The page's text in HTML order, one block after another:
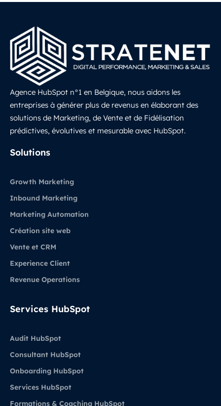
Agence HubSpot n°1 en Belgique, nous aidons les
entreprises à générer plus de revenus en élaborant des
solutions de Marketing, de Vente et de Fidélisation
prédictives, évolutives et mesurable avec HubSpot.
Solutions
Growth Marketing
Inbound Marketing
Marketing Automation
Création site web
Vente et CRM
Experience Client
Revenue Operations
Services HubSpot
Audit HubSpot
Consultant HubSpot
Onboarding HubSpot
Services HubSpot
Formations & Coaching HubSpot